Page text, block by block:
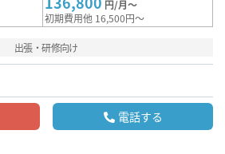
円/月～
初期費用他 16,500円～
出張・研修向け
電話する